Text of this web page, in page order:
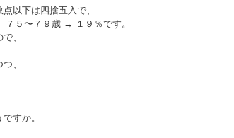
以下は四捨五入で、
５〜７９歳 → １９％です。
、
、
すか。